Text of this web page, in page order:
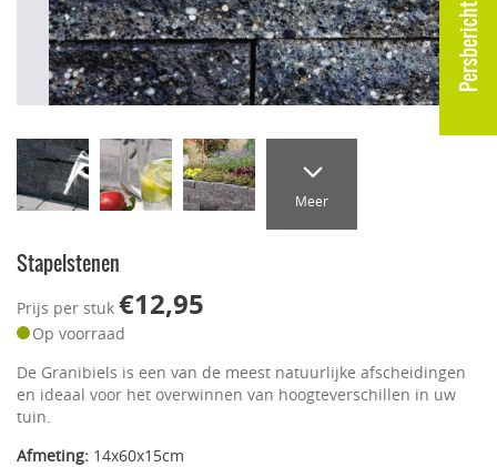
Persbericht
Meer
Stapelstenen
Prijs per stuk €12,95
Op voorraad
De Granibiels is een van de meest natuurlijke afscheidingen
en ideaal voor het overwinnen van hoogteverschillen in uw
tuin.
Afmeting: 14x60x15cm